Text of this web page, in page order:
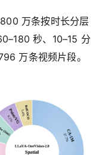
万条按时长分层
秒、10–15 分
万条视频片段。